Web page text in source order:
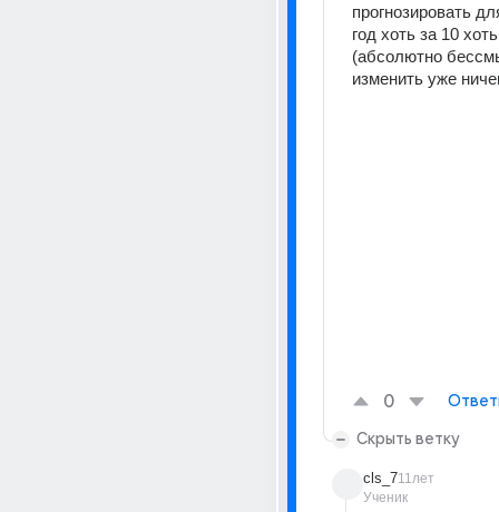
прогнозировать
год хоть за 10
(абсолютно
изменить уже
0
Скрыть ветку
cls_7
Ученик
11лет